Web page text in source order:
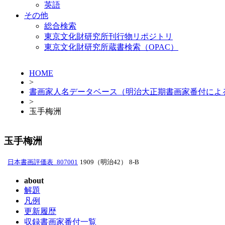
英語
その他
総合検索
東京文化財研究所刊行物リポジトリ
東京文化財研究所蔵書検索（OPAC）
HOME
>
書画家人名データベース（明治大正期書画家番付によ
>
玉手梅洲
玉手梅洲
日本書画評価表_807001 1909（明治42） 8-B
about
解題
凡例
更新履歴
収録書画家番付一覧